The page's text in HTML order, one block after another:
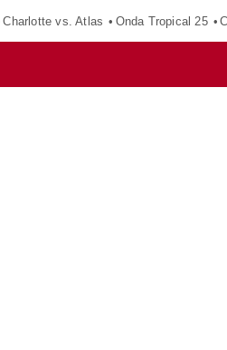
Charlotte vs. Atlas Onda Tropical 25